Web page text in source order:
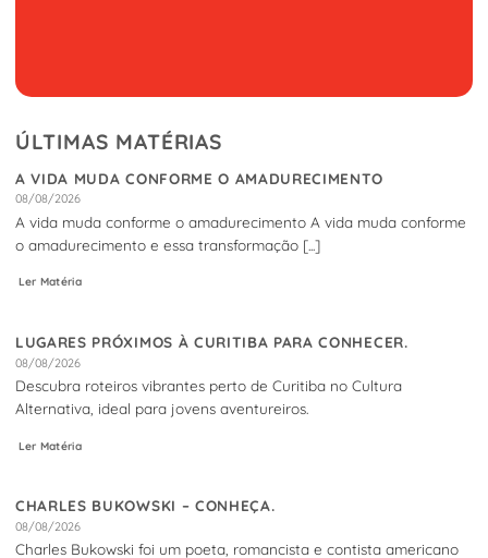
ÚLTIMAS MATÉRIAS
A VIDA MUDA CONFORME O AMADURECIMENTO
08/08/2026
A vida muda conforme o amadurecimento A vida muda conforme
o amadurecimento e essa transformação [...]
Ler Matéria
LUGARES PRÓXIMOS À CURITIBA PARA CONHECER.
08/08/2026
Descubra roteiros vibrantes perto de Curitiba no Cultura
Alternativa, ideal para jovens aventureiros.
Ler Matéria
CHARLES BUKOWSKI – CONHEÇA.
08/08/2026
Charles Bukowski foi um poeta, romancista e contista americano